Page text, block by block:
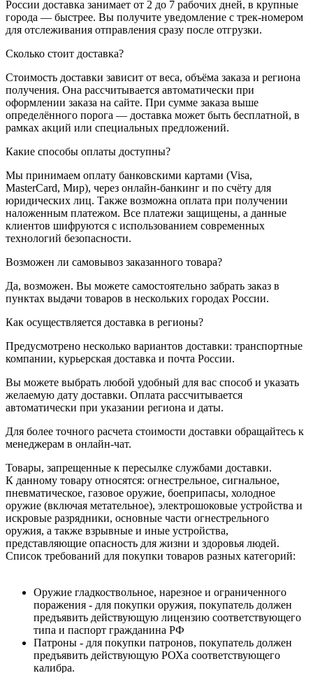
России доставка занимает от 2 до 7 рабочих дней, в крупные
города — быстрее. Вы получите уведомление с трек-номером
для отслеживания отправления сразу после отгрузки.
Сколько стоит доставка?
Стоимость доставки зависит от веса, объёма заказа и региона
получения. Она рассчитывается автоматически при
оформлении заказа на сайте. При сумме заказа выше
определённого порога — доставка может быть бесплатной, в
рамках акций или специальных предложений.
Какие способы оплаты доступны?
Мы принимаем оплату банковскими картами (Visa,
MasterCard, Мир), через онлайн-банкинг и по счёту для
юридических лиц. Также возможна оплата при получении
наложенным платежом. Все платежи защищены, а данные
клиентов шифруются с использованием современных
технологий безопасности.
Возможен ли самовывоз заказанного товара?
Да, возможен. Вы можете самостоятельно забрать заказ в
пунктах выдачи товаров в нескольких городах России.
Как осуществляется доставка в регионы?
Предусмотрено несколько вариантов доставки: транспортные
компании, курьерская доставка и почта России.
Вы можете выбрать любой удобный для вас способ и указать
желаемую дату доставки. Оплата рассчитывается
автоматически при указании региона и даты.
Для более точного расчета стоимости доставки обращайтесь к
менеджерам в онлайн-чат.
Товары, запрещенные к пересылке службами доставки.
К данному товару относятся: огнестрельное, сигнальное,
пневматическое, газовое оружие, боеприпасы, холодное
оружие (включая метательное), электрошоковые устройства и
искровые разрядники, основные части огнестрельного
оружия, а также взрывные и иные устройства,
представляющие опасность для жизни и здоровья людей.
Список требований для покупки товаров разных категорий:
Оружие гладкоствольное, нарезное и ограниченного
поражения - для покупки оружия, покупатель должен
предъявить действующую лицензию соответствующего
типа и паспорт гражданина РФ
Патроны - для покупки патронов, покупатель должен
предъявить действующую РОХа соответствующего
калибра.